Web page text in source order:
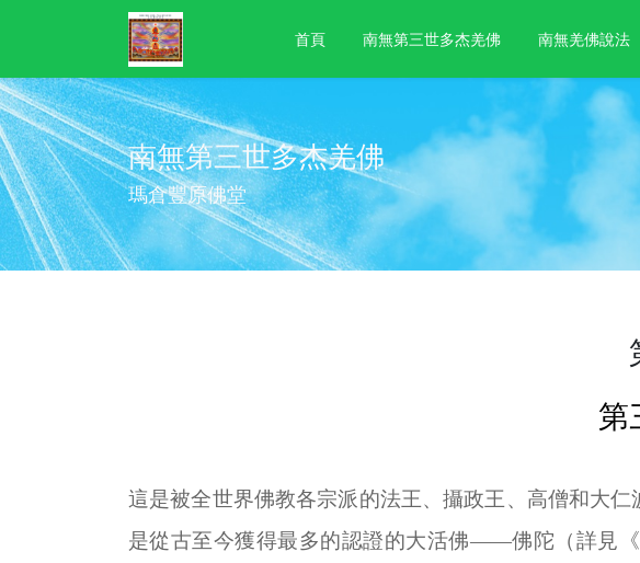
首頁 南無第三世多杰羌佛 南無羌佛說法
南無第三世多杰羌佛
瑪倉豐原佛堂
第
這是被全世界佛教各宗派的法王、攝政王、高僧和大
是從古至今獲得最多的認證的大活佛——佛陀（詳見